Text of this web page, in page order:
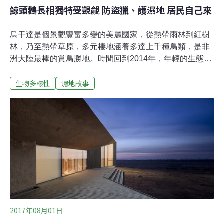
鯨頭鸛長相獨特受覬覦 防盜獵、護濕地 居民自己來
烏干達是個景觀豐富多變的美麗國家，從熱帶雨林到紅樹
林，乃至熱帶草原，多元棲地涵養多達上千種鳥類，是非
洲大陸最棒的賞鳥勝地。時間回到2014年，年輕的生態學
看到大約450種鳥類，他的行程始於距離首都坎帕拉約一
地裡，牠們是非洲最熱門的鳥種之一，不管是賞鳥人士或
生態旅遊的遊客，都期待能親眼目睹。這種獨居鳥類的鞋
形鳥喙非常獨特，幾乎令人以為牠應該活在史前時代。鯨
頭鸛只分布在東非中部的熱帶地區，其中以烏干達最容易
找到牠們的身影。生態豐富引覬覦 居民自行來保衛馬本巴
沼澤是維多利亞湖周圍重要的鯨頭鸛觀賞點之一，這座位
於烏干達、坦尚尼亞及肯亞三國交界處的美麗大湖，在當
地民眾的齊心保護之下，成為極有價值的生態棲地。然
子。朱利斯是馬本巴鳥類嚮導與保育協會（Mab
生物多樣性 濕地故事
2017年08月01日